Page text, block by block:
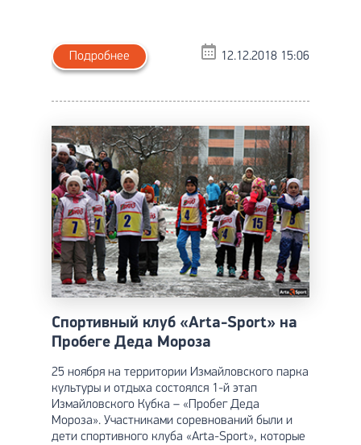
Подробнее 12.12.2018 15:06
Спортивный клуб «Arta-Sport» на
Пробеге Деда Мороза
25 ноября на территории Измайловского парка
культуры и отдыха состоялся 1-й этап
Измайловского Кубка – «Пробег Деда
Мороза». Участниками соревнований были и
дети спортивного клуба «Arta-Sport», которые